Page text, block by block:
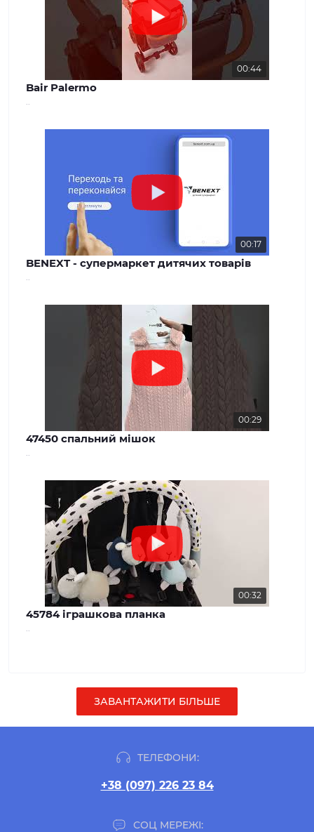
00:44
Bair Palermo
00:17
BENEXT - супермаркет дитячих товарів
00:29
47450 спальний мішок
00:32
45784 іграшкова планка
ЗАВАНТАЖИТИ БІЛЬШЕ
ТЕЛЕФОНИ:
+38 (097) 226 23 84
СОЦ МЕРЕЖІ: